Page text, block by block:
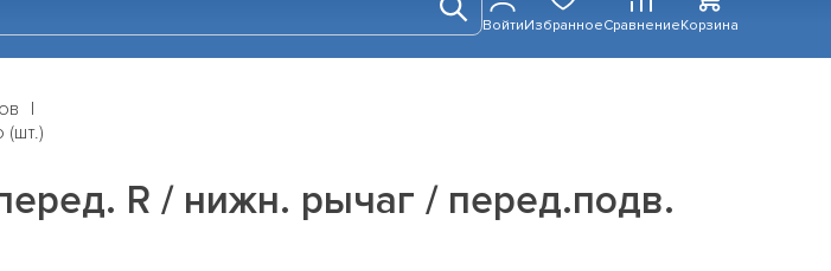
ВойтиИзбранноеСравнениеКорзина
(шт.)
R / нижн. рычаг / перед.подв.